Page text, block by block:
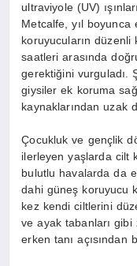
ultraviyole (UV)
Metcalfe, yıl
koruyucuların düzenli
saatleri arasında
gerektiğini vurguladı.
giysiler ek koruma
kaynaklarından uzak
Çocukluk ve gençlik
ilerleyen yaşlarda cilt
bulutlu havalarda da
dahi güneş koruyucu
kez kendi ciltlerini
ve ayak tabanları
erken tanı açısından